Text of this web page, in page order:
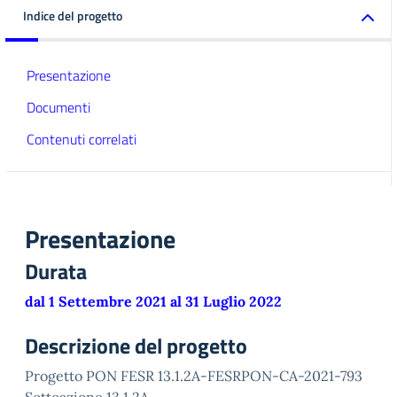
Indice del progetto
Presentazione
Documenti
Contenuti correlati
Presentazione
Durata
dal 1 Settembre 2021 al 31 Luglio 2022
Descrizione del progetto
Progetto PON FESR 13.1.2A-FESRPON-CA-2021-793